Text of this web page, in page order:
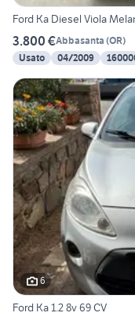
Ford Ka Diesel Viola
3.800 €Abbasanta (OR)
Usato
04/2009
6
Ford Ka 1.2 8v 69 CV